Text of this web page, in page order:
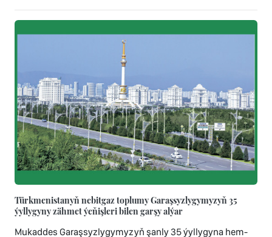
Türkmenistanyň nebitgaz toplumy Garaşsyzlygymyzyň 35
ýyllygyny zähmet ýeňişleri bilen garşy alýar
Mukaddes Garaşsyzlygymyzyň şanly 35 ýyllygyna hem-